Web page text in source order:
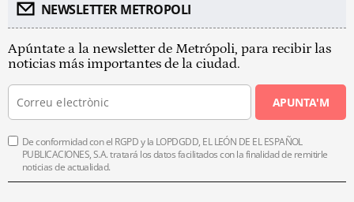
NEWSLETTER METROPOLI
Apúntate a la newsletter de Metrópoli, para recibir las
noticias más importantes de la ciudad.
APUNTA'M
De conformidad con el RGPD y la LOPDGDD, EL LEÓN DE EL ESPAÑOL
PUBLICACIONES, S.A. tratará los datos facilitados con la finalidad de remitirle
noticias de actualidad.